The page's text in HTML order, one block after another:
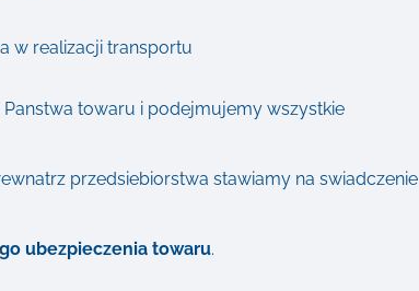
w realizacji transportu
towaru i podejmujemy wszystkie
przedsiebiorstwa stawiamy na swiadczenie
ubezpieczenia towaru.